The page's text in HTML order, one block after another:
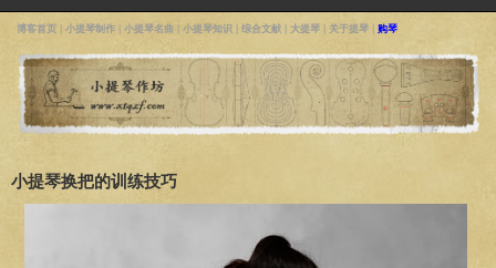
博客首页 小提琴制作 小提琴名曲 小提琴知识 综合文献 大提琴 关于提琴 购琴
小提琴换把的训练技巧